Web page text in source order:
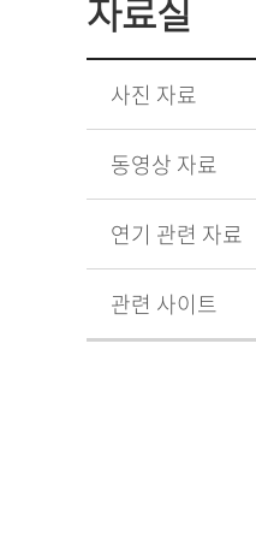
자료실
사진 자료
동영상 자료
연기 관련 자료
관련 사이트